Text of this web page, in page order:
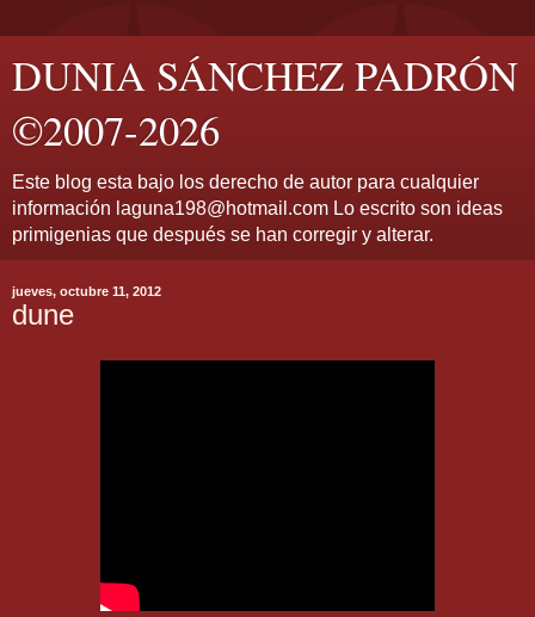
DUNIA SÁNCHEZ PADRÓN
©2007-2026
Este blog esta bajo los derecho de autor para cualquier
información laguna198@hotmail.com Lo escrito son ideas
primigenias que después se han corregir y alterar.
jueves, octubre 11, 2012
dune